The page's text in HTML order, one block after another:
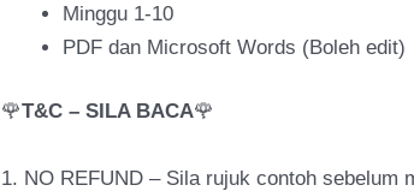
Minggu 1-10
PDF dan Microsoft Words (Boleh edit)
🌹T&C – SILA BACA🌹
1. NO REFUND – Sila rujuk contoh sebelum